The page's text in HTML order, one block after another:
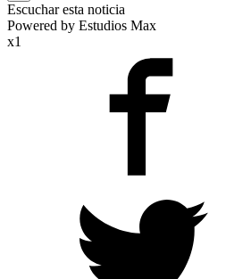
Escuchar esta noticia
Powered by Estudios Max
x1